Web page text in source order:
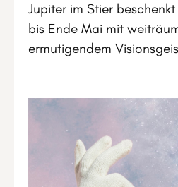
Jupiter im Stier
bis Ende Mai mit
ermutigendem